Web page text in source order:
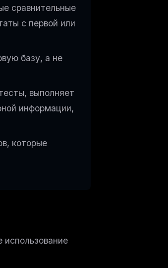
сравнительные
с первой или
базу, а не
выполняет
информации,
которые